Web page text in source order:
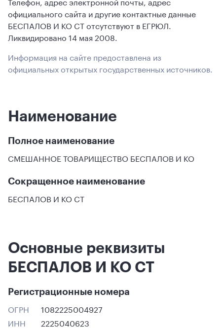
официального сайта и другие контактные данные
БЕСПАЛОВ И КО СТ отсутствуют в ЕГРЮЛ.
Ликвидировано 14 мая 2008.
Информация на сайте предоставлена из
официальных открытых государственных источников.
Наименование
Полное наименование
СМЕШАННОЕ ТОВАРИЩЕСТВО БЕСПАЛОВ И КО
Сокращенное наименование
БЕСПАЛОВ И КО СТ
Основные реквизиты
БЕСПАЛОВ И КО СТ
Регистрационные номера
ОГРН
1082225004927
ИНН
2225040623